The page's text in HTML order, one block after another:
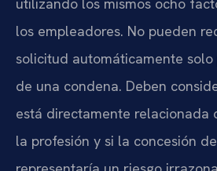
utilizando los mismos ocho
los empleadores. No pueden
solicitud automáticamente
de una condena. Deben
está directamente relacionada
la profesión y si la concesión